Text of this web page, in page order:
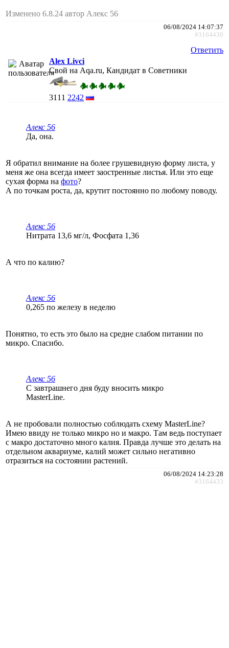
Изменено 6.8.24 автор Алекс 56
06/08/2024 14:07:37
#3164430
Ответить
Alex Livci
Свой на Aqa.ru, Кандидат в Советники
3111 2242
Алекс 56
Да, она.
Я обратил внимание на более грушевидную форму листа, у
меня же она всегда имеет заостренные листья. Или это еще
сухая форма на фото?
А по точкам роста, да, крутит постоянно по любому поводу.
Алекс 56
Нитрата 13,6 мг/л, Фосфата 1,36
А что по калию?
Алекс 56
0,265 по железу в неделю
Понятно, то есть это было на средне слабом питании по
микро. Спасибо.
Алекс 56
С завтрашнего дня буду вносить микро
MasterLine.
А не пробовали полностью соблюдать схему MasterLine?
Имею ввиду не только микро но и макро. Там ведь поступает
с макро достаточно много калия. Правда лучше это делать на
отдельном аквариуме, калий может сильно негативно
отразиться на состоянии растений.
06/08/2024 14:23:28
#3164433